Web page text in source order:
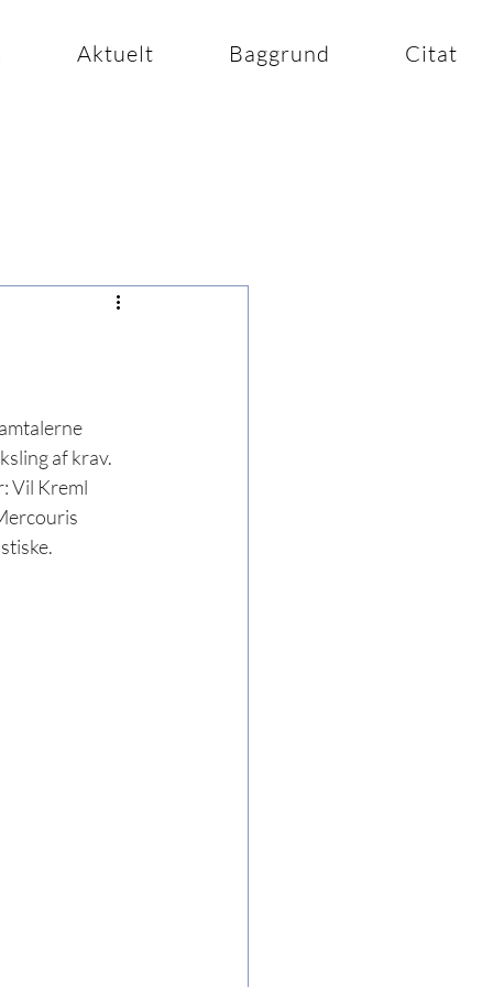
Aktuelt Baggrund Citat
af krav.
Vil Kreml